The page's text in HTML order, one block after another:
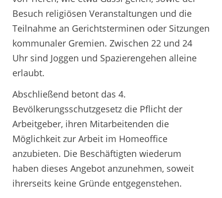
Besuch religiösen Veranstaltungen und die
Teilnahme an Gerichtsterminen oder Sitzungen
kommunaler Gremien. Zwischen 22 und 24
Uhr sind Joggen und Spazierengehen alleine
erlaubt.
Abschließend betont das 4.
Bevölkerungsschutzgesetz die Pflicht der
Arbeitgeber, ihren Mitarbeitenden die
Möglichkeit zur Arbeit im Homeoffice
anzubieten. Die Beschäftigten wiederum
haben dieses Angebot anzunehmen, soweit
ihrerseits keine Gründe entgegenstehen.